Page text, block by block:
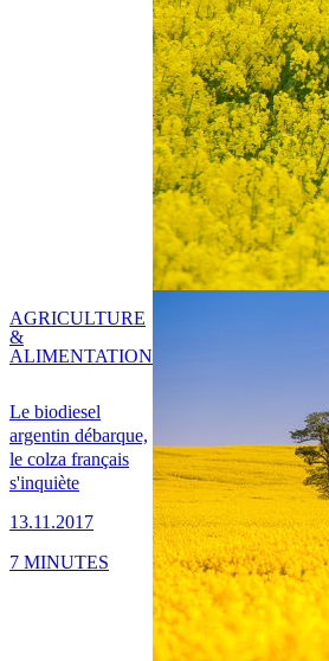
Le biodiesel
argentin débarque,
le colza français
s'inquiète
13.11.2017
AGRICULTURE
&
ALIMENTATION
7 MINUTES